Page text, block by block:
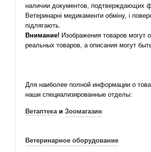
наличии документов, подтверждающих
Ветеринарні медикаменти обміну, і
підлягають.
Внимание! Изображения товаров могут
реальных товаров, а описания могут
Для наиболее полной информации о
наши специализированные отделы:
Ветаптекаи Зоомагазин
Ветеринарное оборудование